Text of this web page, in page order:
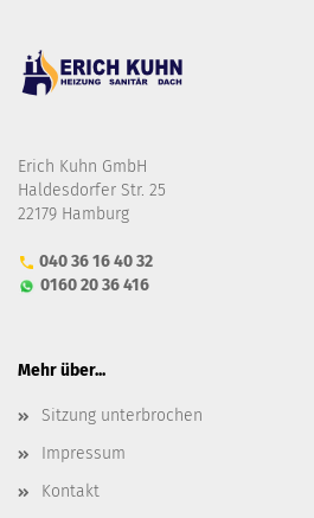
Erich Kuhn GmbH
Haldesdorfer Str. 25
22179 Hamburg
040 36 16 40 32
0160 20 36 416
Mehr über...
Sitzung unterbrochen
Impressum
Kontakt